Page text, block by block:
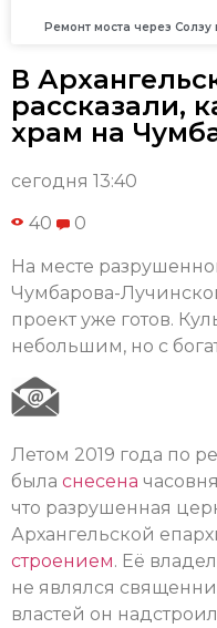
Ремонт моста через
В
рассказали,
храм на
сегодня 13:40
40 0
На месте
Чумбарова-
проект уже готов.
небольшим, но с
Летом 2019 года по
была снесена
что разрушенная
Архангельской
строением. Её
не являлся
властей он